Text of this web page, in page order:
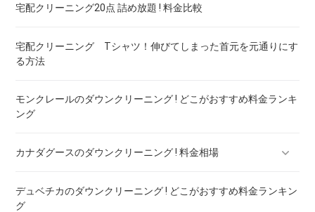
宅配クリーニング20点 詰め放題 ! 料金比較
宅配クリーニング Tシャツ！伸びてしまった首元を元通りにす
る方法
モンクレールのダウンクリーニング ! どこがおすすめ料金ランキ
ング
カナダグースのダウンクリーニング ! 料金相場
カナダグースのダウンのリペア ! 料金ランキング
デュベチカのダウンクリーニング ! どこがおすすめ料金ランキン
グ